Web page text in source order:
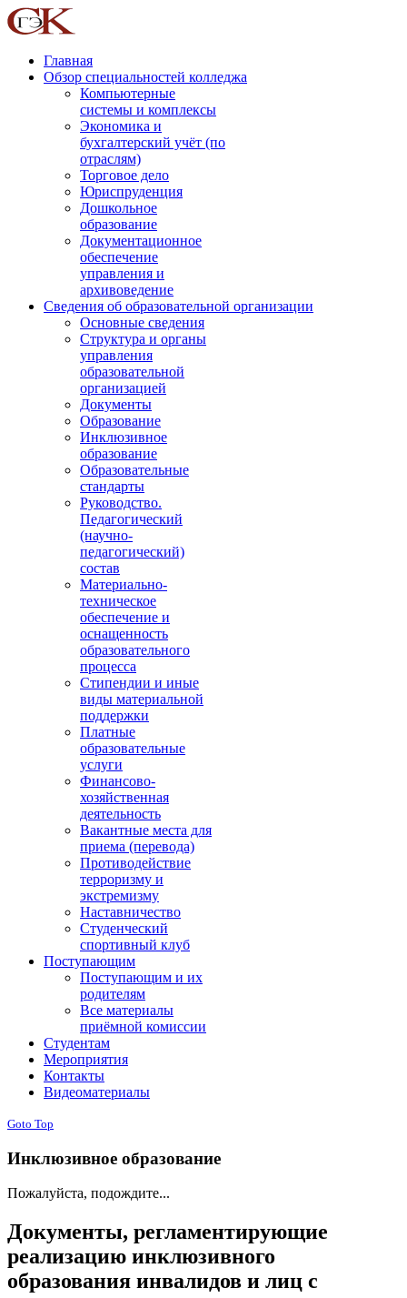
Главная
Обзор специальностей колледжа
Компьютерные
системы и комплексы
Экономика и
бухгалтерский учёт (по
отраслям)
Торговое дело
Юриспруденция
Дошкольное
образование
Документационное
обеспечение
управления и
архивоведение
Сведения об образовательной организации
Основные сведения
Структура и органы
управления
образовательной
организацией
Документы
Образование
Инклюзивное
образование
Образовательные
стандарты
Руководство.
Педагогический
(научно-
педагогический)
состав
Материально-
техническое
обеспечение и
оснащенность
образовательного
процесса
Стипендии и иные
виды материальной
поддержки
Платные
образовательные
услуги
Финансово-
хозяйственная
деятельность
Вакантные места для
приема (перевода)
Противодействие
терроризму и
экстремизму
Наставничество
Студенческий
спортивный клуб
Поступающим
Поступающим и их
родителям
Все материалы
приёмной комиссии
Студентам
Мероприятия
Контакты
Видеоматериалы
Goto Top
Инклюзивное образование
Пожалуйста, подождите...
Документы, регламентирующие
реализацию инклюзивного
образования инвалидов и лиц с